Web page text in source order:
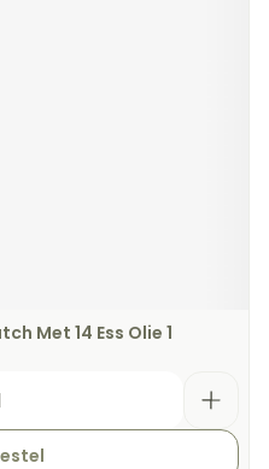
Met 14 Ess Olie 1